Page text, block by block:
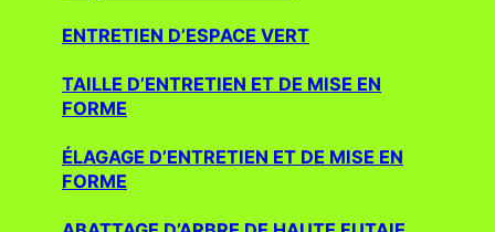
ENTRETIEN D’ESPACE VERT
TAILLE D’ENTRETIEN ET DE MISE EN
FORME
ÉLAGAGE D’ENTRETIEN ET DE MISE EN
FORME